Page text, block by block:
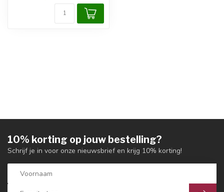
10% korting op jouw bestelling?
Schrijf je in voor onze nieuwsbrief en krijg 10% korting!